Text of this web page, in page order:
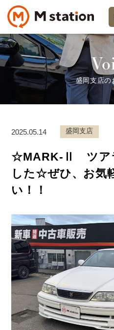
盛岡支店の
2025.05.14 盛岡支店
☆MARK-Ⅱ ツア
した☆ぜひ、お気
い！！